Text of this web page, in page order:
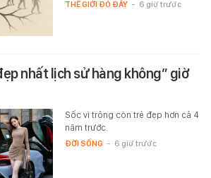
THẾ GIỚI ĐÓ ĐÂY - 6 giờ trước
nhất lịch sử hàng không” giờ
Sốc vì trông còn trẻ đẹp hơn cả 4
năm trước.
ĐỜI SỐNG - 6 giờ trước